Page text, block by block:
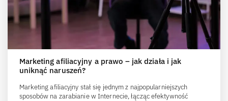
Marketing afiliacyjny a prawo – jak działa i jak
uniknąć naruszeń?
Marketing afiliacyjny stał się jednym z najpopularniejszych
sposobów na zarabianie w Internecie, łącząc efektywność